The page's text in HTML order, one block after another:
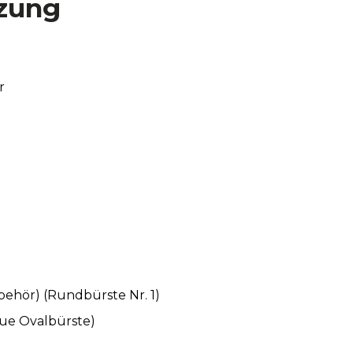
(Rundbürste Nr. 1)
Ovalbürste)